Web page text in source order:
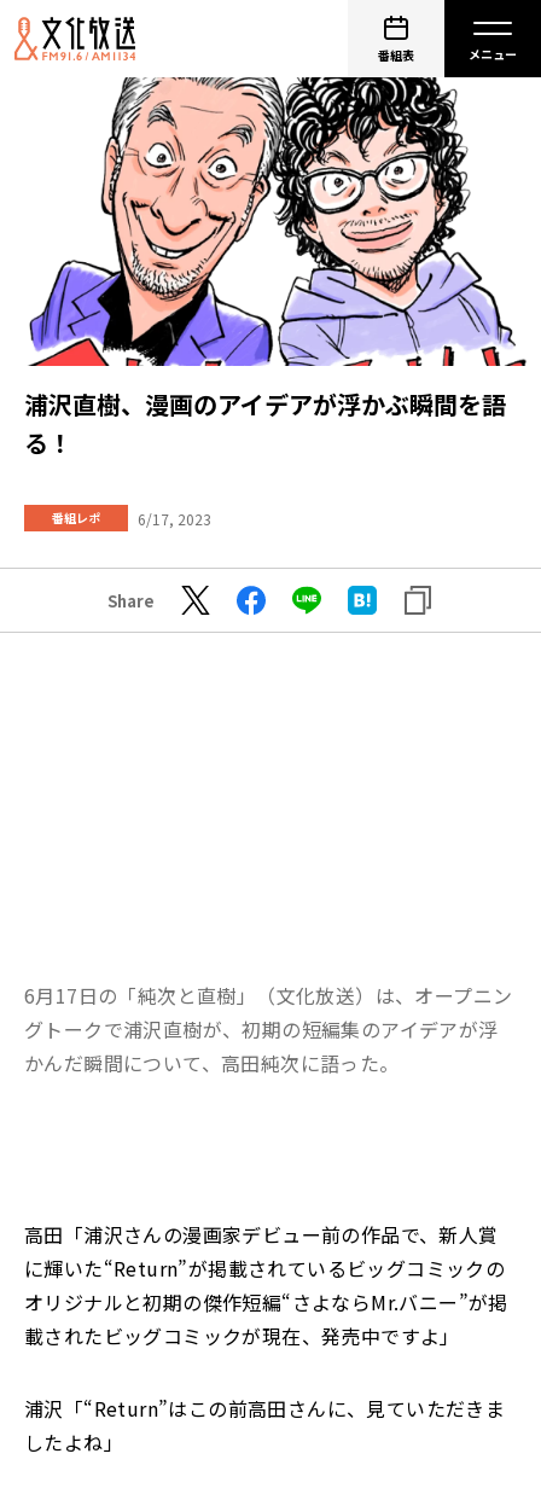
番組表
浦沢直樹、漫画のアイデアが浮かぶ瞬間を語
る！
番組レポ 6/17, 2023
Share
6月17日の「純次と直樹」（文化放送）は、オープニン
グトークで浦沢直樹が、初期の短編集のアイデアが浮
かんだ瞬間について、高田純次に語った。
高田「浦沢さんの漫画家デビュー前の作品で、新人賞
に輝いた“Return”が掲載されているビッグコミックの
オリジナルと初期の傑作短編“さよならMr.バニー”が掲
載されたビッグコミックが現在、発売中ですよ」
浦沢「“Return”はこの前高田さんに、見ていただきま
したよね」